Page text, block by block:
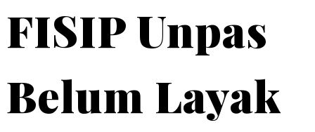
FISIP Unpas
Belum Layak